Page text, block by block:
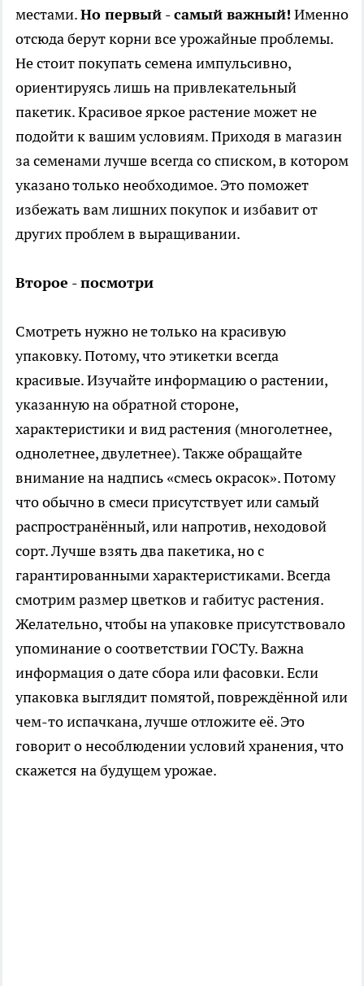
местами.Но первый - самый важный! Именно
отсюда берут корни все урожайные проблемы.
Не стоит покупать семена импульсивно,
ориентируясь лишь на привлекательный
пакетик. Красивое яркое растение может не
подойти к вашим условиям. Приходя в магазин
за семенами лучше всегда со списком, в котором
указано только необходимое. Это поможет
избежать вам лишних покупок и избавит от
других проблем в выращивании.
Второе - посмотри
Смотреть нужно не только на красивую
упаковку. Потому, что этикетки всегда
красивые. Изучайте информацию о растении,
указанную на обратной стороне,
характеристики и вид растения (многолетнее,
однолетнее, двулетнее). Также обращайте
внимание на надпись «смесь окрасок». Потому
что обычно в смеси присутствует или самый
распространённый, или напротив, неходовой
сорт. Лучше взять два пакетика, но с
гарантированными характеристиками. Всегда
смотрим размер цветков и габитус растения.
Желательно, чтобы на упаковке присутствовало
упоминание о соответствии ГОСТу. Важна
информация о дате сбора или фасовки. Если
упаковка выглядит помятой, повреждённой или
чем-то испачкана, лучше отложите её. Это
говорит о несоблюдении условий хранения, что
скажется на будущем урожае.